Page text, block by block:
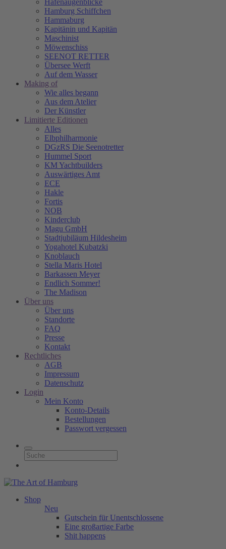
Hafenaugen­blicke
Hamburg Schiffchen
Hammaburg
Kapitänin und Kapitän
Maschinist
Möwenschiss
SEENOT RETTER
Übersee Werft
Auf dem Wasser
Making of
Wie alles begann
Aus dem Atelier
Der Künstler
Limitierte Editionen
Alles
Elbphilharmonie
DGzRS Die Seenotretter
Hummel Sport
KM Yachtbuilders
Auswärtiges Amt
ECE
Hakle
Fortis
NOB
Kinderclub
Magu GmbH
Stadtjubiläum Hildesheim
Yogahotel Kubatzki
Knoblauch
Stella Maris Hotel
Barkassen Meyer
Endlich Sommer!
The Madison
Über uns
Über uns
Standorte
FAQ
Presse
Kontakt
Rechtliches
AGB
Impressum
Datenschutz
Login
Mein Konto
Konto-Details
Bestellungen
Passwort vergessen
Shop
Neu
Gutschein für Unentschlossene
Eine großartige Farbe
Shit happens